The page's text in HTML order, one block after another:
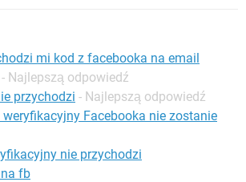
mi kod z facebooka na email
- Najlepszą odpowiedź
przychodzi - Najlepszą odpowiedź
weryfikacyjny Facebooka nie zostanie
nie przychodzi
fb